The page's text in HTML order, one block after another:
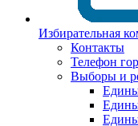
Избирательная
Контакты
Телефон
Выборы и